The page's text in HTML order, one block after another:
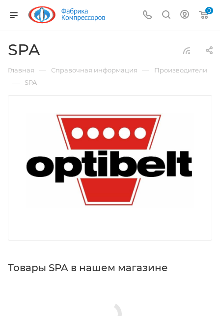
0
SPA
Главная — Справочная информация — Производители
— SPA
Товары SPA в нашем магазине